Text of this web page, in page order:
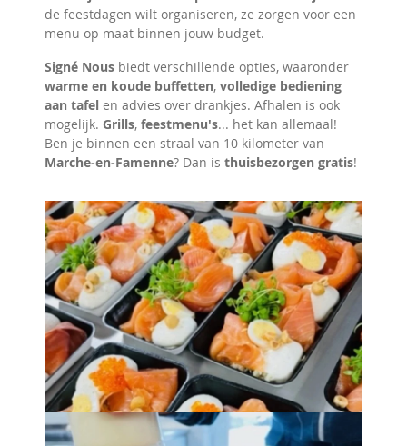
de feestdagen wilt organiseren, ze zorgen voor een
menu op maat binnen jouw budget.
Signé Nous biedt verschillende opties, waaronder
warme en koude buffetten, volledige bediening
aan tafel en advies over drankjes. Afhalen is ook
mogelijk. Grills, feestmenu's... het kan allemaal!
Ben je binnen een straal van 10 kilometer van
Marche-en-Famenne? Dan is thuisbezorgen gratis!